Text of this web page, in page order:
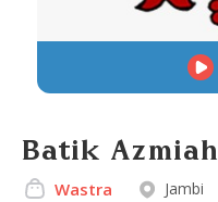
Batik Azmiah
Wastra Jambi